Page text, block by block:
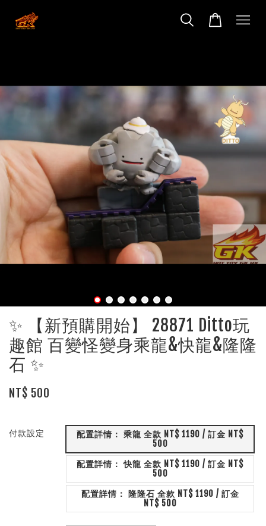
✨ 【新預購開始】 28871 Ditto玩
趣館 百變怪變身乘龍&快龍&隆隆
石 ✨
NT$ 500
付款設定
配置詳情： 乘龍 全款 NT$ 1190 / 訂金 NT$
500
配置詳情： 快龍 全款 NT$ 1190 / 訂金 NT$
500
配置詳情： 隆隆石 全款 NT$ 1190 / 訂金
NT$ 500